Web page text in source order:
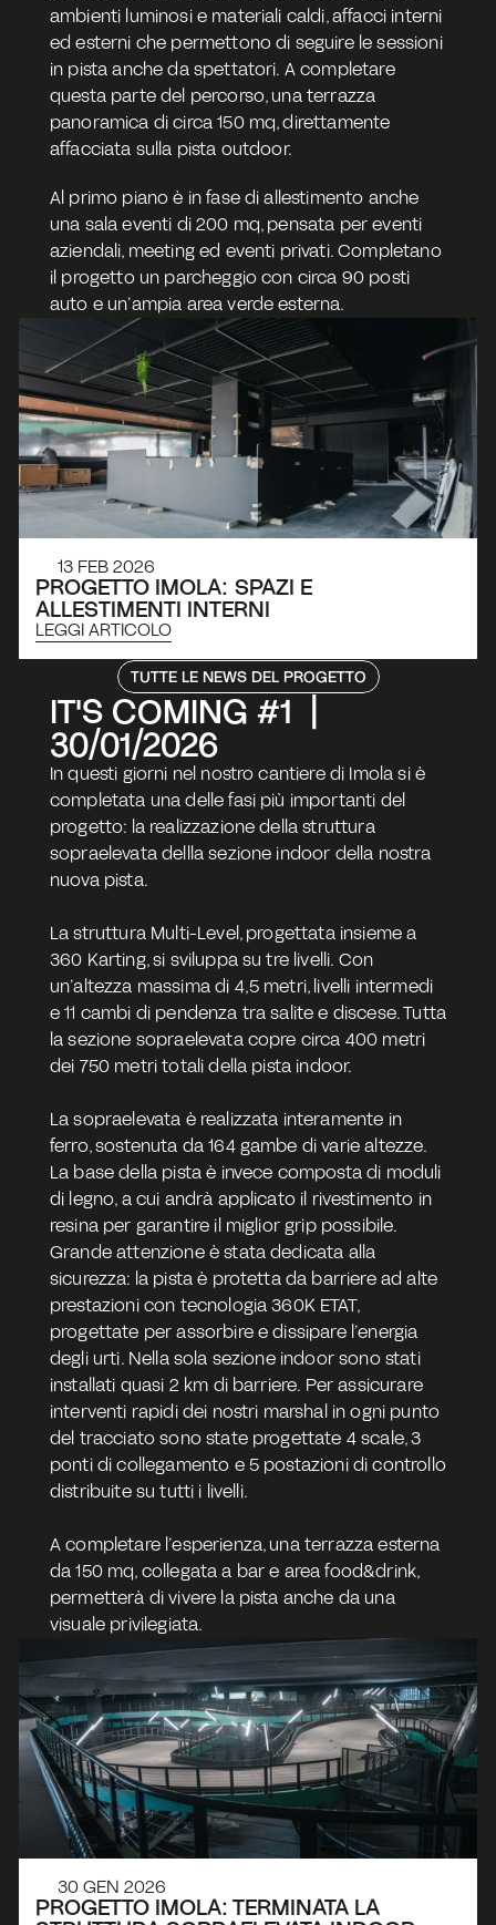
ambienti luminosi e materiali caldi, affacci interni
ed esterni che permettono di seguire le sessioni
in pista anche da spettatori. A completare
questa parte del percorso, una terrazza
panoramica di circa 150 mq, direttamente
affacciata sulla pista outdoor.
Al primo piano è in fase di allestimento anche
una sala eventi di 200 mq, pensata per eventi
aziendali, meeting ed eventi privati. Completano
il progetto un parcheggio con circa 90 posti
auto e un’ampia area verde esterna.
13 FEB 2026
PROGETTO IMOLA: SPAZI E
ALLESTIMENTI INTERNI
LEGGI ARTICOLO
TUTTE LE NEWS DEL PROGETTO
IT'S COMING #1  |
30/01/2026
In questi giorni nel nostro cantiere di Imola si è
completata una delle fasi più importanti del
progetto: la realizzazione della struttura
sopraelevata dellla sezione indoor della nostra
nuova pista.
La struttura Multi-Level, progettata insieme a
360 Karting, si sviluppa su tre livelli. Con
un’altezza massima di 4,5 metri, livelli intermedi
e 11 cambi di pendenza tra salite e discese. Tutta
la sezione sopraelevata copre circa 400 metri
dei 750 metri totali della pista indoor.
La sopraelevata è realizzata interamente in
ferro, sostenuta da 164 gambe di varie altezze.
La base della pista è invece composta di moduli
di legno, a cui andrà applicato il rivestimento in
resina per garantire il miglior grip possibile.
Grande attenzione è stata dedicata alla
sicurezza: la pista è protetta da barriere ad alte
prestazioni con tecnologia 360K ETAT,
progettate per assorbire e dissipare l’energia
degli urti. Nella sola sezione indoor sono stati
installati quasi 2 km di barriere. Per assicurare
interventi rapidi dei nostri marshal in ogni punto
del tracciato sono state progettate 4 scale, 3
ponti di collegamento e 5 postazioni di controllo
distribuite su tutti i livelli.
A completare l’esperienza, una terrazza esterna
da 150 mq, collegata a bar e area food&drink,
permetterà di vivere la pista anche da una
visuale privilegiata.
30 GEN 2026
PROGETTO IMOLA: TERMINATA LA